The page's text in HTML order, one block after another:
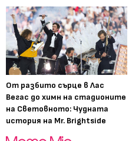
От разбито сърце в Лас
Вегас до химн на стадионите
на Световното: Чудната
история на Mr. Brightside